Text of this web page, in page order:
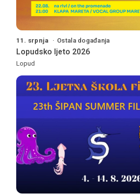
11. srpnja Ostala događanja
Lopudsko ljeto 2026
Lopud